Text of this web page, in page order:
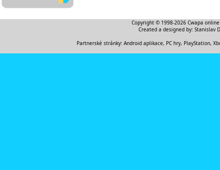
Copyright © 1998-2026 Cwapa
Created a designed by: Stanislav
Partnerské stránky: Android aplikace, PC hry, PlayStation,